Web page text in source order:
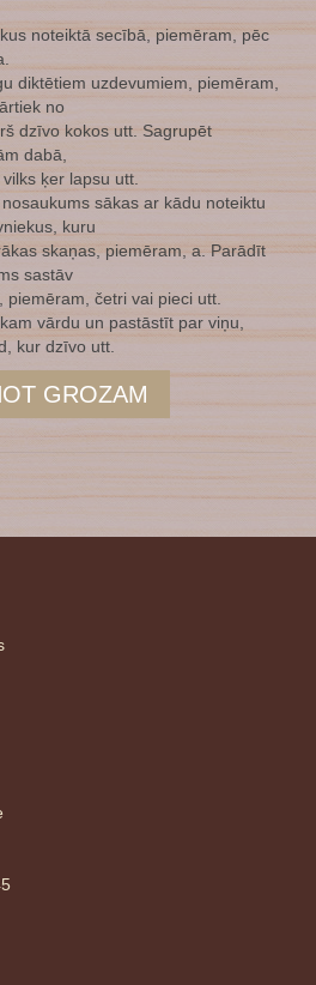
noteiktā secībā, piemēram, pēc
diktētiem uzdevumiem, piemēram,
no
dzīvo kokos utt. Sagrupēt
dabā,
ķer lapsu utt.
sākas ar kādu noteiktu
kuru
skaņas, piemēram, a. Parādīt
sastāv
četri vai pieci utt.
vārdu un pastāstīt par viņu,
kur dzīvo utt.
GROZAM